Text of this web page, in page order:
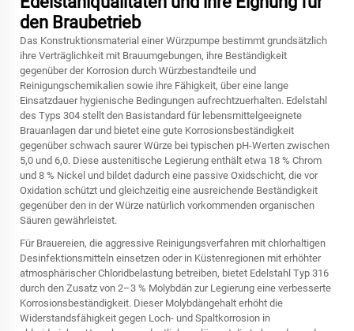
den Braubetrieb
Das Konstruktionsmaterial einer Würzpumpe bestimmt grundsätzlich
ihre Verträglichkeit mit Brauumgebungen, ihre Beständigkeit
gegenüber der Korrosion durch Würzbestandteile und
Reinigungschemikalien sowie ihre Fähigkeit, über eine lange
Einsatzdauer hygienische Bedingungen aufrechtzuerhalten. Edelstahl
des Typs 304 stellt den Basistandard für lebensmittelgeeignete
Brauanlagen dar und bietet eine gute Korrosionsbeständigkeit
gegenüber schwach saurer Würze bei typischen pH-Werten zwischen
5,0 und 6,0. Diese austenitische Legierung enthält etwa 18 % Chrom
und 8 % Nickel und bildet dadurch eine passive Oxidschicht, die vor
Oxidation schützt und gleichzeitig eine ausreichende Beständigkeit
gegenüber den in der Würze natürlich vorkommenden organischen
Säuren gewährleistet.
Für Brauereien, die aggressive Reinigungsverfahren mit chlorhaltigen
Desinfektionsmitteln einsetzen oder in Küstenregionen mit erhöhter
atmosphärischer Chloridbelastung betreiben, bietet Edelstahl Typ 316
durch den Zusatz von 2–3 % Molybdän zur Legierung eine verbesserte
Korrosionsbeständigkeit. Dieser Molybdängehalt erhöht die
Widerstandsfähigkeit gegen Loch- und Spaltkorrosion in